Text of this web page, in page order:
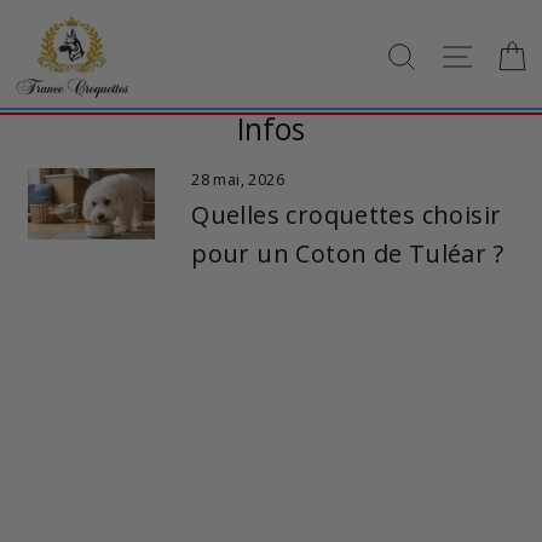
contenu
Infos
28 mai, 2026
Quelles croquettes choisir
pour un Coton de Tuléar ?